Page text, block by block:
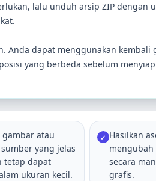
lalu unduh arsip ZIP dengan
Anda dapat menggunakan kembali
yang berbeda sebelum
gambar atau
yang jelas
tetap dapat
ukuran kecil.
✓ Hasilkan
secara
grafis.